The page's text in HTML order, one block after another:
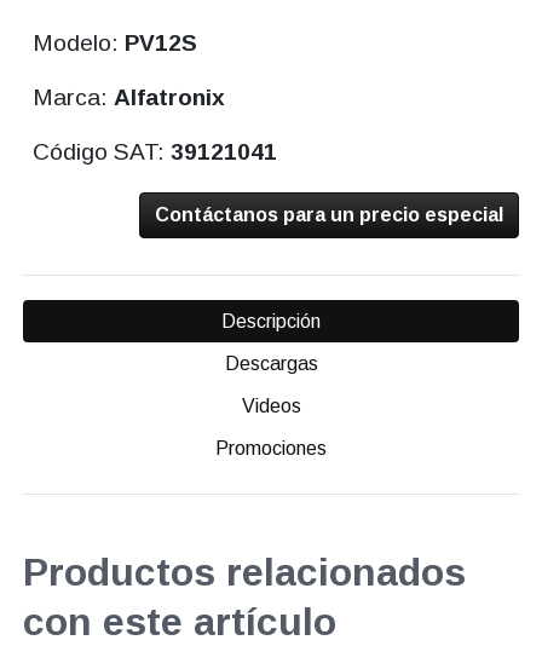
Modelo: PV12S
Marca: Alfatronix
Código SAT:39121041
Contáctanos para un precio especial
Descripción
Descargas
Videos
Promociones
Productos relacionados
con este artículo